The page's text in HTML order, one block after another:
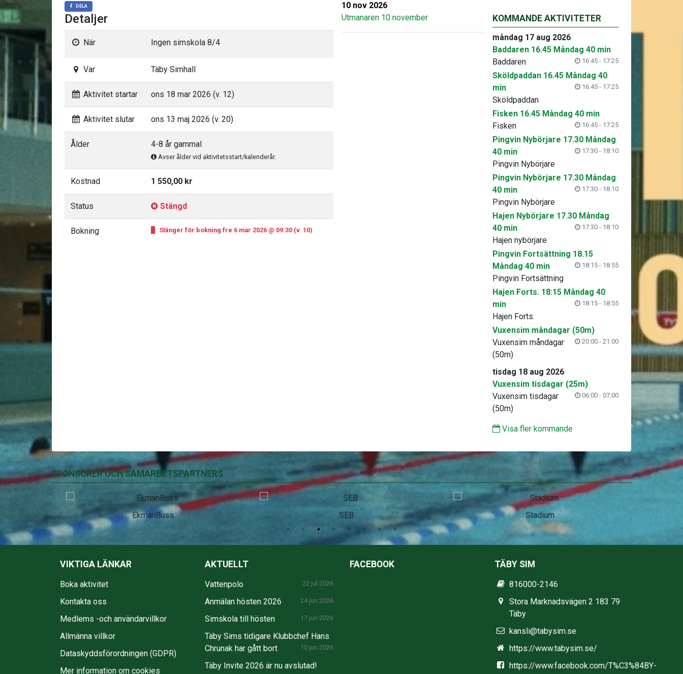
10 nov 2026
Utmanaren 10 november
DELA
Detaljer
När Ingen simskola 8/4
Var Täby Simhall
Aktivitet startar ons 18 mar 2026 (v. 12)
Aktivitet slutar ons 13 maj 2026 (v. 20)
Ålder 4-8 år gammal
Avser ålder vid aktivitetsstart/kalenderår.
Kostnad 1 550,00 kr
Status Stängd
Bokning Stänger för bokning fre 6 mar 2026 @ 09:30 (v. 10)
KOMMANDE AKTIVITETER
måndag 17 aug 2026
Baddaren 16.45 Måndag 40 min
16:45 - 17:25
Baddaren
Sköldpaddan 16.45 Måndag 40
min
16:45 - 17:25
Sköldpaddan
Fisken 16.45 Måndag 40 min
16:45 - 17:25
Fisken
Pingvin Nybörjare 17.30 Måndag
40 min
17:30 - 18:10
Pingvin Nybörjare
Pingvin Nybörjare 17.30 Måndag
40 min
17:30 - 18:10
Pingvin Nybörjare
Hajen Nybörjare 17.30 Måndag
40 min
17:30 - 18:10
Hajen nybörjare
Pingvin Fortsättning 18.15
Måndag 40 min
18:15 - 18:55
Pingvin Fortsättning
Hajen Forts. 18:15 Måndag 40
min
18:15 - 18:55
Hajen Forts.
Vuxensim måndagar (50m)
20:00 - 21:00
Vuxensim måndagar
(50m)
tisdag 18 aug 2026
Vuxensim tisdagar (25m)
06:00 - 07:00
Vuxensim tisdagar
(50m)
Visa fler kommande
SPONSORER OCH SAMARBETSPARTNERS
EkmanBuss SEB Stadium
VIKTIGA LÄNKAR
Boka aktivitet
Kontakta oss
Medlems -och användarvillkor
Allmänna villkor
Dataskyddsförordningen (GDPR)
Mer information om cookies
AKTUELLT
Vattenpolo 22 jul 2026
Anmälan hösten 2026 24 jun 2026
Simskola till hösten 17 jun 2026
Täby Sims tidigare Klubbchef Hans
Chrunak har gått bort
10 jun 2026
Täby Invite 2026 är nu avslutad!
FACEBOOK TÄBY SIM
816000-2146
Stora Marknadsvägen 2 183 79
Täby
kansli@tabysim.se
https://www.tabysim.se/
https://www.facebook.com/T%C3%84BY-